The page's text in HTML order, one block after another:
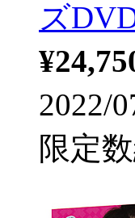
ズ
2022/
限定